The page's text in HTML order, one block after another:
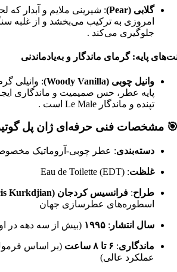
گلابی (Pear)
: شیرینی ملایم و آبدار که
امروزی به ترکیب می‌بخشد و از غلبه
جلوگیری می‌کند .
پایه: گرمای ماندگار و به‌یادماندنی
وانیل چوبی (Woody Vanilla)
: وانیلی
پایه عطر، حس صمیمیت و ماندگاری
تپنده و ماندگار Le Male است
.
مشخصات فنی حرفه‌ای ژان پل
دسته‌بندی: عطر چوبی-آروماتیک
غلظت: Eau de Toilette (EDT)
طراح: فرانسیس کردجان (Francis Kurkdjian)
اسطوره‌های عطرسازی جهان
سال انتشار : ۱۹۹۵ (بیش از سه دهه در
ماندگاری: ۶ تا ۸ ساعت
عملکرد عالی)